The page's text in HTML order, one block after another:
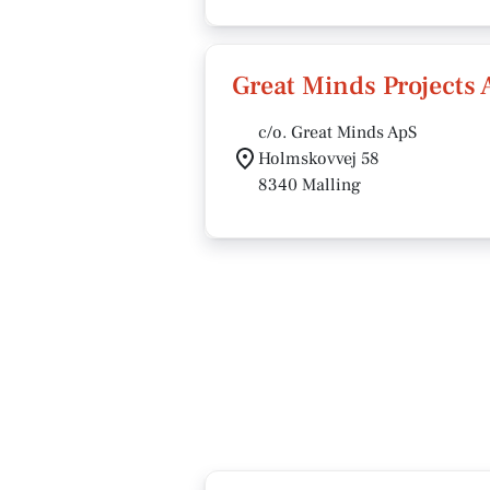
Great Minds Projects
c/o. Great Minds ApS
Holmskovvej 58
8340 Malling